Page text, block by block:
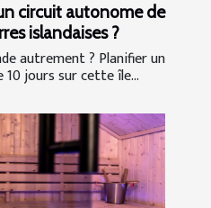
circuit autonome de
islandaises ?
autrement ? Planifier un
jours sur cette île...